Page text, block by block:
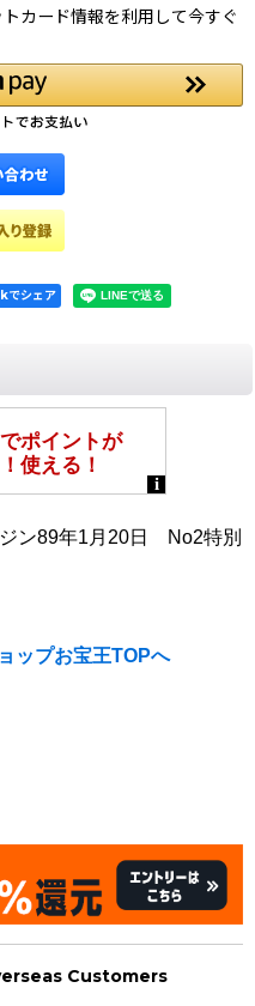
カード情報を利用して今すぐ
シェア
ン89年1月20日 No2特別
ップお宝王TOPへ
Customers